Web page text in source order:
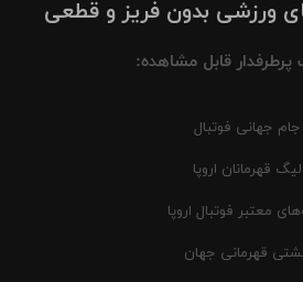
ورزشی بدون فریز و قطعی
پرطرفدار قابل مشاهده:
جام جهانی فوتبال
لیگ قهرمانان اروپا
معتبر فوتبال اروپا
قهرمانی جهان